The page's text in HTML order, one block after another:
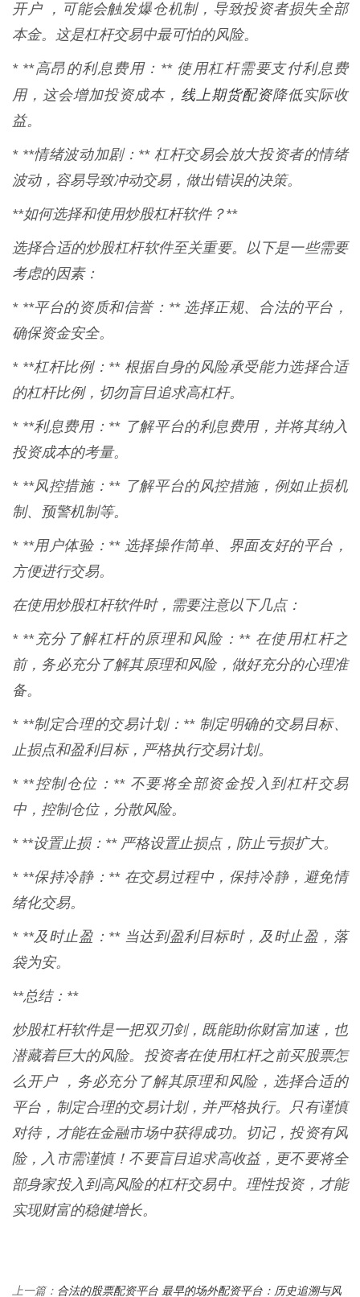
开户 ，可能会触发爆仓机制，导致投资者损失全部
本金。这是杠杆交易中最可怕的风险。
* **高昂的利息费用：** 使用杠杆需要支付利息费
用，这会增加投资成本， 线上期货配资降低实际收
益。
* **情绪波动加剧：** 杠杆交易会放大投资者的情绪
波动，容易导致冲动交易，做出错误的决策。
**如何选择和使用炒股杠杆软件？**
选择合适的炒股杠杆软件至关重要。以下是一些需要
考虑的因素：
* **平台的资质和信誉：** 选择正规、合法的平台，
确保资金安全。
* **杠杆比例：** 根据自身的风险承受能力选择合适
的杠杆比例，切勿盲目追求高杠杆。
* **利息费用：** 了解平台的利息费用，并将其纳入
投资成本的考量。
* **风控措施：** 了解平台的风控措施，例如止损机
制、预警机制等。
* **用户体验：** 选择操作简单、界面友好的平台，
方便进行交易。
在使用炒股杠杆软件时，需要注意以下几点：
* **充分了解杠杆的原理和风险：** 在使用杠杆之
前，务必充分了解其原理和风险，做好充分的心理准
备。
* **制定合理的交易计划：** 制定明确的交易目标、
止损点和盈利目标，严格执行交易计划。
* **控制仓位：** 不要将全部资金投入到杠杆交易
中，控制仓位，分散风险。
* **设置止损：** 严格设置止损点，防止亏损扩大。
* **保持冷静：** 在交易过程中，保持冷静，避免情
绪化交易。
* **及时止盈：** 当达到盈利目标时，及时止盈，落
袋为安。
**总结：**
炒股杠杆软件是一把双刃剑，既能助你财富加速，也
潜藏着巨大的风险。投资者在使用杠杆之前买股票怎
么开户 ，务必充分了解其原理和风险，选择合适的
平台，制定合理的交易计划，并严格执行。只有谨慎
对待，才能在金融市场中获得成功。切记，投资有风
险，入市需谨慎！不要盲目追求高收益，更不要将全
部身家投入到高风险的杠杆交易中。理性投资，才能
实现财富的稳健增长。
上一篇： 合法的股票配资平台 最早的场外配资平台：历史追溯与风